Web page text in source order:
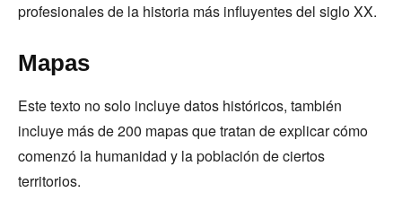
profesionales de la historia más influyentes del siglo XX.
Mapas
Este texto no solo incluye datos históricos, también
incluye más de 200 mapas que tratan de explicar cómo
comenzó la humanidad y la población de ciertos
territorios.